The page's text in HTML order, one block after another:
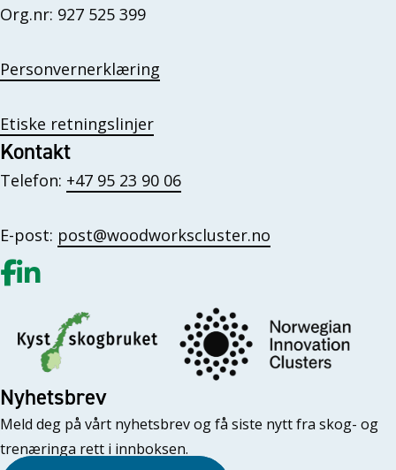
Org.nr: 927 525 399
Personvernerklæring
Etiske retningslinjer
Kontakt
Telefon: +47 95 23 90 06
E-post: post@woodworkscluster.no
Gå til vår Facebook
Gå til vår LinkedIn
Nyhetsbrev
Meld deg på vårt nyhetsbrev og få siste nytt fra skog- og
trenæringa rett i innboksen.